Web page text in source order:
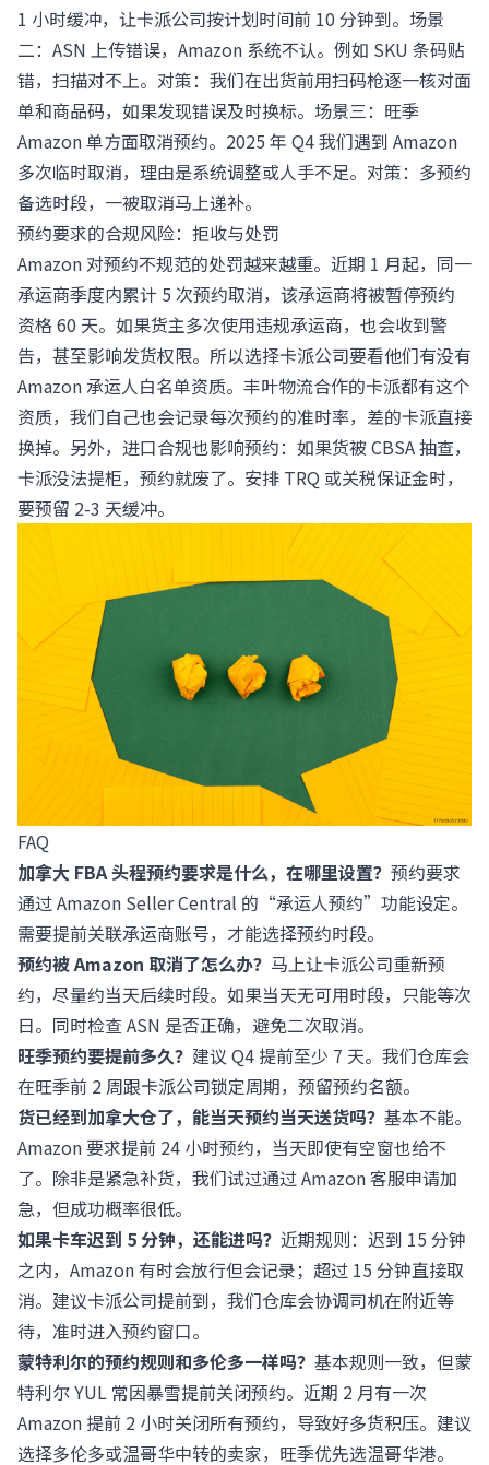
1 小时缓冲，让卡派公司按计划时间前 10 分钟到。场景
二：ASN 上传错误，Amazon 系统不认。例如 SKU 条码贴
错，扫描对不上。对策：我们在出货前用扫码枪逐一核对面
单和商品码，如果发现错误及时换标。场景三：旺季
Amazon 单方面取消预约。2025 年 Q4 我们遇到 Amazon
多次临时取消，理由是系统调整或人手不足。对策：多预约
备选时段，一被取消马上递补。
预约要求的合规风险：拒收与处罚
Amazon 对预约不规范的处罚越来越重。近期 1 月起，同一
承运商季度内累计 5 次预约取消，该承运商将被暂停预约
资格 60 天。如果货主多次使用违规承运商，也会收到警
告，甚至影响发货权限。所以选择卡派公司要看他们有没有
Amazon 承运人白名单资质。丰叶物流合作的卡派都有这个
资质，我们自己也会记录每次预约的准时率，差的卡派直接
换掉。另外，进口合规也影响预约：如果货被 CBSA 抽查，
卡派没法提柜，预约就废了。安排 TRQ 或关税保证金时，
要预留 2-3 天缓冲。
FAQ
加拿大 FBA 头程预约要求是什么，在哪里设置？ 预约要求
通过 Amazon Seller Central 的“承运人预约”功能设定。
需要提前关联承运商账号，才能选择预约时段。
预约被 Amazon 取消了怎么办？ 马上让卡派公司重新预
约，尽量约当天后续时段。如果当天无可用时段，只能等次
日。同时检查 ASN 是否正确，避免二次取消。
旺季预约要提前多久？ 建议 Q4 提前至少 7 天。我们仓库会
在旺季前 2 周跟卡派公司锁定周期，预留预约名额。
货已经到加拿大仓了，能当天预约当天送货吗？ 基本不能。
Amazon 要求提前 24 小时预约，当天即使有空窗也给不
了。除非是紧急补货，我们试过通过 Amazon 客服申请加
急，但成功概率很低。
如果卡车迟到 5 分钟，还能进吗？ 近期规则：迟到 15 分钟
之内，Amazon 有时会放行但会记录；超过 15 分钟直接取
消。建议卡派公司提前到，我们仓库会协调司机在附近等
待，准时进入预约窗口。
蒙特利尔的预约规则和多伦多一样吗？ 基本规则一致，但蒙
特利尔 YUL 常因暴雪提前关闭预约。近期 2 月有一次
Amazon 提前 2 小时关闭所有预约，导致好多货积压。建议
选择多伦多或温哥华中转的卖家，旺季优先选温哥华港。